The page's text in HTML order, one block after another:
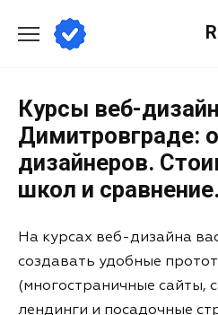
Курсы веб-
Димитровграде:
дизайнеров.
школ и сравнение.
На курсах веб-дизайна
создавать удобные
(многостраничные сайты,
лендинги и посадочные